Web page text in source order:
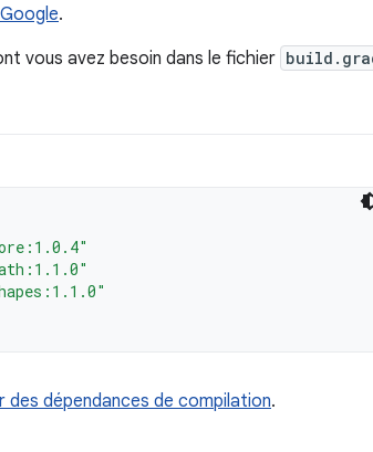
.
vous avez besoin dans le fichier
des dépendances de compilation.